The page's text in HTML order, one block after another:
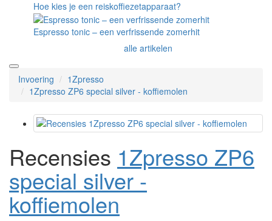
Hoe kies je een reiskoffiezetapparaat?
Espresso tonic – een verfrissende zomerhit
alle artikelen
Invoering
1Zpresso
1Zpresso ZP6 special silver - koffiemolen
Recensies 1Zpresso ZP6
special silver -
koffiemolen